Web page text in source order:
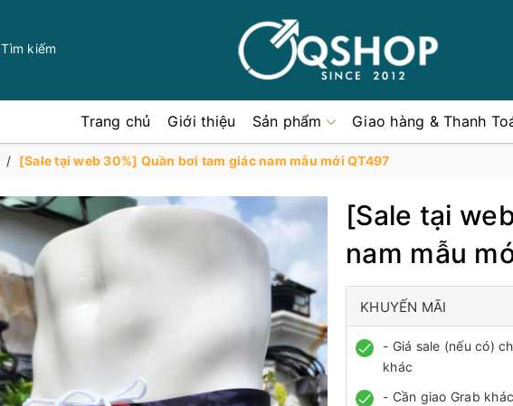
Tìm kiếm
Trang chủ Giới thiệu Sản phẩm Giao hàng & Thanh
/ [Sale tại web 30%] Quần bơi tam giác nam mẫu mới QT497
[Sale tại
nam mẫu
KHUYẾN MÃI
- Giá sale (nếu có)
khác
- Cần giao Grab